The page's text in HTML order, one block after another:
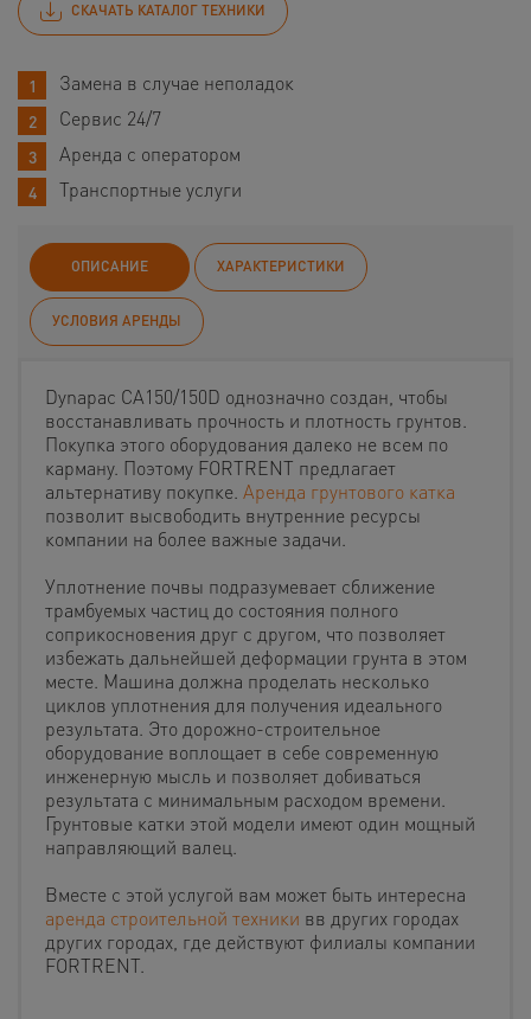
СКАЧАТЬ КАТАЛОГ ТЕХНИКИ
Замена в случае неполадок
Сервис 24/7
Аренда с оператором
Транспортные услуги
ОПИСАНИЕ ХАРАКТЕРИСТИКИ
УСЛОВИЯ АРЕНДЫ
Dynapac CA150/150D однозначно создан, чтобы
восстанавливать прочность и плотность грунтов.
Покупка этого оборудования далеко не всем по
карману. Поэтому FORTRENT предлагает
альтернативу покупке. Аренда грунтового катка
позволит высвободить внутренние ресурсы
компании на более важные задачи.
Уплотнение почвы подразумевает сближение
трамбуемых частиц до состояния полного
соприкосновения друг с другом, что позволяет
избежать дальнейшей деформации грунта в этом
месте. Машина должна проделать несколько
циклов уплотнения для получения идеального
результата. Это дорожно-строительное
оборудование воплощает в себе современную
инженерную мысль и позволяет добиваться
результата с минимальным расходом времени.
Грунтовые катки этой модели имеют один мощный
направляющий валец.
Вместе с этой услугой вам может быть интересна
аренда строительной техники вв других городах
других городах, где действуют филиалы компании
FORTRENT.